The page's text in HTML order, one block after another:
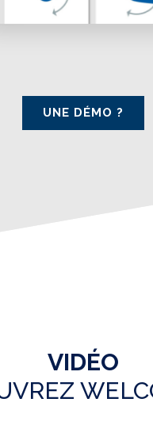
UNE DÉMO ?
VIDÉO